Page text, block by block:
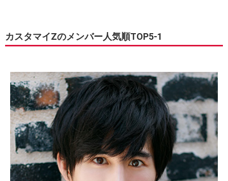
カスタマイZのメンバー人気順TOP5-1